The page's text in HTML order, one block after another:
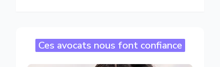
Ces avocats nous font confiance